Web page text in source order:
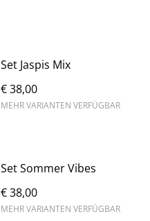
Set Jaspis Mix
€ 38,00
MEHR VARIANTEN VERFÜGBAR
Set Sommer Vibes
€ 38,00
MEHR VARIANTEN VERFÜGBAR